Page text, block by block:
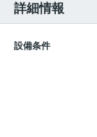
詳細情報
設備条件